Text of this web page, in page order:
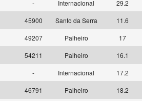
- Internacional 29.2
45900 Santo da Serra 11.6
49207 Palheiro 17
54211 Palheiro 16.1
- Internacional 17.2
46791 Palheiro 18.2